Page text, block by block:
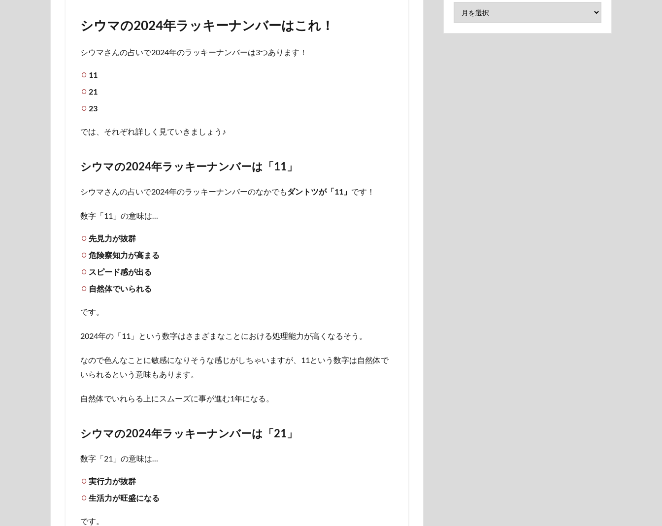
シウマの2024年ラッキーナンバーはこれ！
シウマさんの占いで2024年のラッキーナンバーは3つあります！
11
21
23
では、それぞれ詳しく見ていきましょう♪
シウマの2024年ラッキーナンバーは「11」
シウマさんの占いで2024年のラッキーナンバーのなかでもダントツが「11」 です！
数字「11」の意味は…
先見力が抜群
危険察知力が高まる
スピード感が出る
自然体でいられる
です。
2024年の「11」という数字はさまざまなことにおける処理能力が高くなるそう。
なので色んなことに敏感になりそうな感じがしちゃいますが、11という数字は自然体で
いられるという意味もあります。
自然体でいれらる上にスムーズに事が進む1年になる。
シウマの2024年ラッキーナンバーは「21」
数字「21」の意味は…
実行力が抜群
生活力が旺盛になる
です。